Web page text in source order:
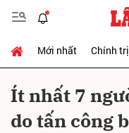
Mới nhất Chính trị
Ít nhất 7
do tấn công
Gửi bình luận